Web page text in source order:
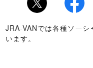
Twitter
JRA-VANでは各種ソー
います。